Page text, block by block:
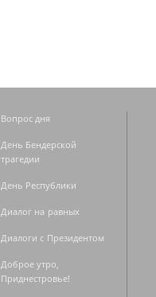
Вопрос дня
День Бендерской
трагедии
День Республики
Диалог на равных
Диалоги с Президентом
Доброе утро,
Приднестровье!